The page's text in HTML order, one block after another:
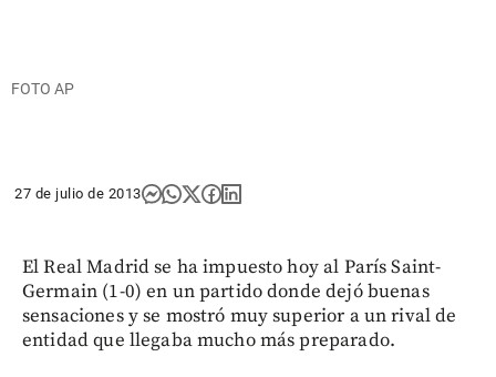
FOTO AP
27 de julio de 2013
El Real Madrid se ha impuesto hoy al París Saint-
Germain (1-0) en un partido donde dejó buenas
sensaciones y se mostró muy superior a un rival de
entidad que llegaba mucho más preparado.